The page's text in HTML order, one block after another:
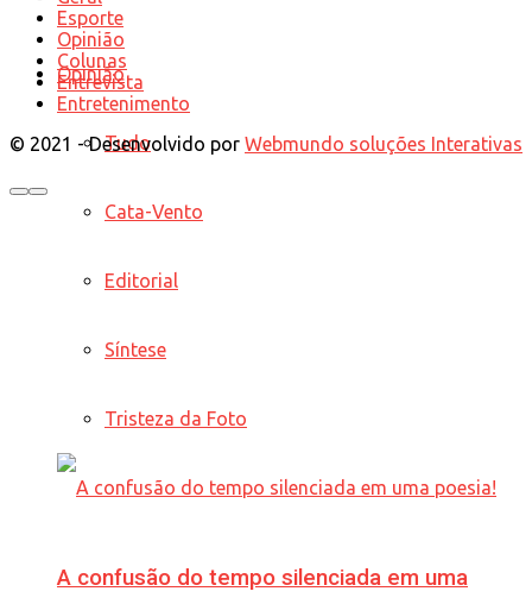
Opinião
Tudo
Cata-Vento
Editorial
Síntese
Tristeza da Foto
A confusão do tempo silenciada em uma
Esporte
Opinião
Colunas
Entrevista
Entretenimento
© 2021 - Desenvolvido por Webmundo soluções Interativas